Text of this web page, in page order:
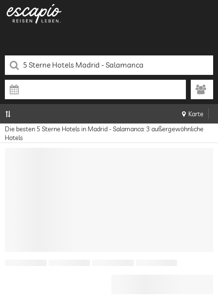
Karte
Die besten 5 Sterne Hotels in Madrid - Salamanca: 3 außergewöhnliche
Hotels